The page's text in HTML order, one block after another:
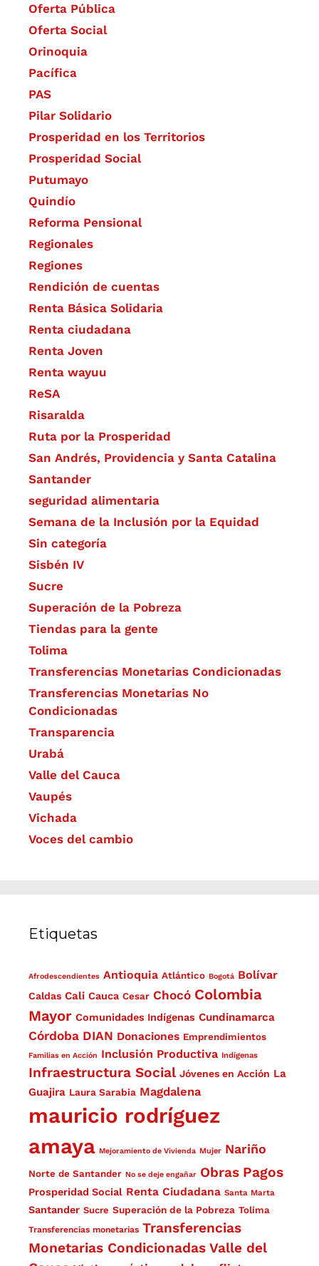
Oferta Pública
Oferta Social​​
Orinoquia
Pacífica
PAS
Pilar Solidario
Prosperidad en los Territorios
Prosperidad Social
Putumayo
Quindío
Reforma Pensional
Regionales
Regiones
Rendición de cuentas
Renta Básica Solidaria
Renta ciudadana
Renta Joven
Renta wayuu
ReSA
Risaralda
Ruta por la Prosperidad
San Andrés, Providencia y Santa Catalina
Santander
seguridad alimentaria
Semana de la Inclusión por la Equidad
Sin categoría
Sisbén IV
Sucre
Superación de la Pobreza
Tiendas para la gente
Tolima
Transferencias Monetarias Condicionadas
Transferencias Monetarias No
Condicionadas
Transparencia
Urabá
Valle del Cauca
Vaupés
Vichada
Voces del cambio
Etiquetas
Afrodescendientes Antioquia Atlántico Bogotá Bolívar
Caldas Cali Cauca Cesar Chocó Colombia
Mayor Comunidades Indígenas Cundinamarca
Córdoba DIAN Donaciones Emprendimientos
Familias en Acción Inclusión Productiva Indígenas
Infraestructura Social Jóvenes en Acción La
Guajira Laura Sarabia Magdalena
mauricio rodríguez
amaya Mejoramiento de Vivienda Mujer Nariño
Norte de Santander No se deje engañar Obras Pagos
Prosperidad Social Renta Ciudadana Santa Marta
Santander Sucre Superación de la Pobreza Tolima
Transferencias monetarias Transferencias
Monetarias Condicionadas Valle del